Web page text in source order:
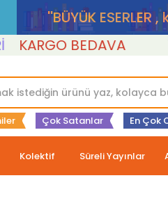
''BÜYÜK
BEDAVA
Çok Satanlar En Çok
Kolektif Süreli Yayınlar